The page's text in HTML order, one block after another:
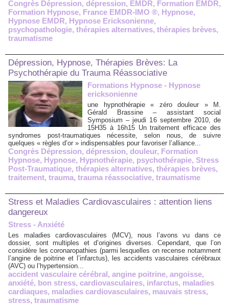
Congrès Dépression, dépression, EMDR, Formation EMDR,
Formation Hypnose, France EMDR-IMO ®, Hypnose,
Hypnose EMDR, Hypnose Ericksonienne,
psychopathologie, thérapies alternatives, thérapies brèves,
traumatisme
Dépression, Hypnose, Thérapies Brèves: La
Psychothérapie du Trauma Réassociative
Formations Hypnose - Hypnose
ericksonienne
une hypnothérapie « zéro douleur » M.
Gérald Brassine – assistant social
Symposium – jeudi 16 septembre 2010, de
15H35 à 16h15 Un traitement efficace des
syndromes post-traumatiques nécessite, selon nous, de suivre
quelques « règles d’or » indispensables pour favoriser l’alliance...
Congrès Dépression, dépression, douleur, Formation
Hypnose, Hypnose, Hypnothérapie, psychothérapie, Stress
Post-Traumatique, thérapies alternatives, thérapies brèves,
traitement, trauma, trauma réassociative, traumatisme
Stress et Maladies Cardiovasculaires : attention liens
dangereux
Stress - Anxiété
Les maladies cardiovasculaires (MCV), nous l’avons vu dans ce
dossier, sont multiples et d’origines diverses. Cependant, que l’on
considère les coronaropathies (parmi lesquelles on recense notamment
l’angine de poitrine et l’infarctus), les accidents vasculaires cérébraux
(AVC) ou l’hypertension...
accident vasculaire cérébral, angine poitrine, angoisse,
anxiété, bon stress, cardiovasculaires, infarctus, maladies
cardiaques, maladies cardiovasculaires, mauvais stress,
stress, traumatisme